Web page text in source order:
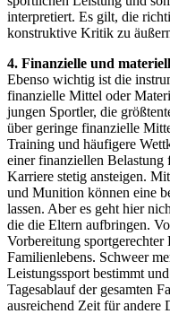
interpretiert. Es gilt, die
konstruktive Kritik zu
4. Finanzielle und
Ebenso wichtig ist die
finanzielle Mittel oder
jungen Sportler, die
über geringe finanzielle
Training und häufigere
einer finanziellen
Karriere stetig ansteigen.
und Munition können eine
lassen. Aber es geht hier
die die Eltern aufbringen.
Vorbereitung
Familienlebens. Schweer
Leistungssport bestimmt
Tagesablauf der gesamten
ausreichend Zeit für andere